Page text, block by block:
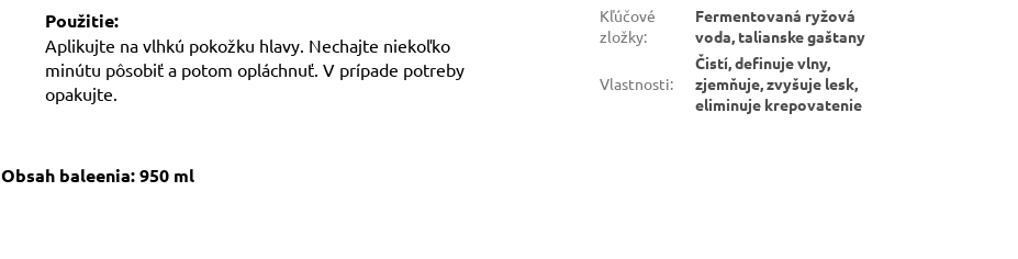
Použitie:
Aplikujte na vlhkú pokožku hlavy. Nechajte niekoľko
minútu pôsobiť a potom opláchnuť. V prípade potreby
opakujte.
Obsah baleenia: 950 ml
Kľúčové
zložky:
Fermentovaná ryžová
voda, talianske gaštany
Vlastnosti:
Čistí, definuje vlny,
zjemňuje, zvyšuje lesk,
eliminuje krepovatenie